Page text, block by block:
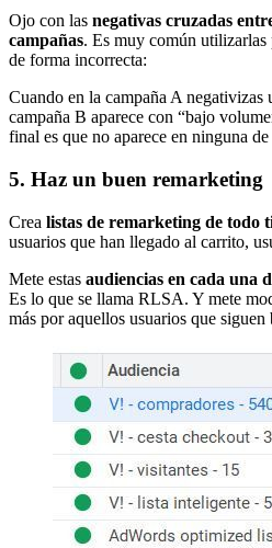
Ojo con las negativas cruzadas
campañas. Es muy común utilizarlas
de forma incorrecta:
Cuando en la campaña A negativizas
campaña B aparece con “bajo
final es que no aparece en ninguna de
5. Haz un buen remarketing
Crea listas de remarketing de todo
usuarios que han llegado al carrito,
Mete estas audiencias en cada una
Es lo que se llama RLSA. Y mete
más por aquellos usuarios que